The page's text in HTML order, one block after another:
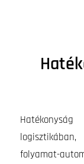
folyamat-